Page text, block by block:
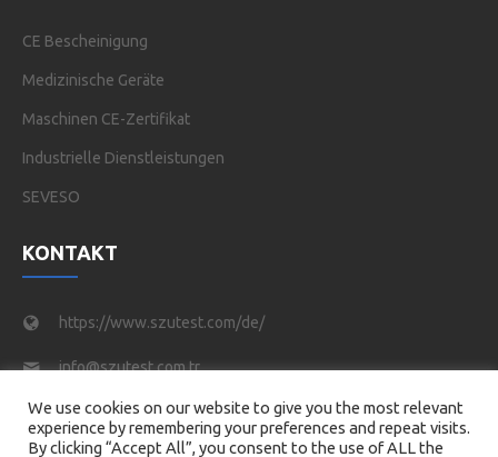
CE Bescheinigung
Medizinische Geräte
Maschinen CE-Zertifikat
Industrielle Dienstleistungen
SEVESO
KONTAKT
https://www.szutest.com/de/
info@szutest.com.tr
Tel : +90 216 469 46 66
We use cookies on our website to give you the most relevant
experience by remembering your preferences and repeat visits.
By clicking “Accept All”, you consent to the use of ALL the